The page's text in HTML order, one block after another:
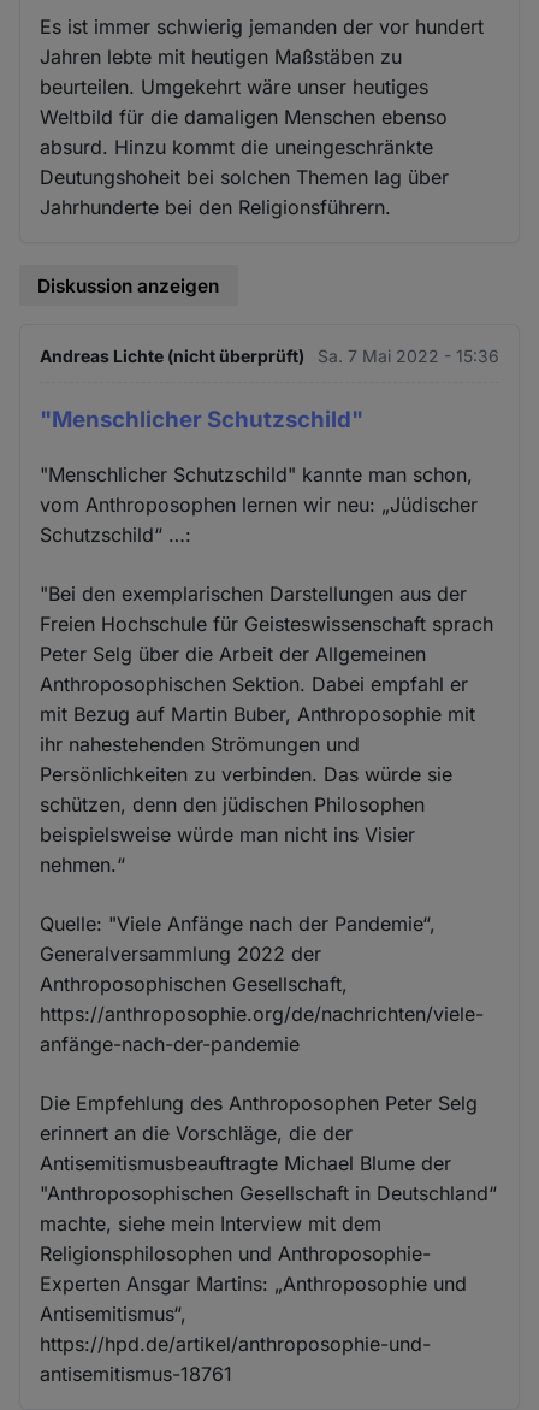
Es ist immer schwierig jemanden der vor hundert
Jahren lebte mit heutigen Maßstäben zu
beurteilen. Umgekehrt wäre unser heutiges
Weltbild für die damaligen Menschen ebenso
absurd. Hinzu kommt die uneingeschränkte
Deutungshoheit bei solchen Themen lag über
Jahrhunderte bei den Religionsführern.
Diskussion anzeigen
Andreas Lichte (nicht überprüft) Sa. 7 Mai 2022 - 15:36
"Menschlicher Schutzschild"
"Menschlicher Schutzschild" kannte man schon,
vom Anthroposophen lernen wir neu: „Jüdischer
Schutzschild“ …:
"Bei den exemplarischen Darstellungen aus der
Freien Hochschule für Geisteswissenschaft sprach
Peter Selg über die Arbeit der Allgemeinen
Anthroposophischen Sek­tion. Dabei empfahl er
mit Bezug auf Martin Buber, Anthroposophie mit
ihr nahestehenden Strömungen und
Persönlichkeiten zu verbinden. Das würde sie
schützen, denn den jüdischen Philosophen
beispielsweise würde man nicht ins Visier
nehmen.“
Quelle: "Viele Anfänge nach der Pandemie“,
Generalversammlung 2022 der
Anthroposophischen Gesellschaft,
https://anthroposophie.org/de/nachrichten/viele-
anfänge-nach-der-pandemie
Die Empfehlung des Anthroposophen Peter Selg
erinnert an die Vorschläge, die der
Antisemitismusbeauftragte Michael Blume der
"Anthroposophischen Gesellschaft in Deutschland“
machte, siehe mein Interview mit dem
Religionsphilosophen und Anthroposophie-
Experten Ansgar Martins: „Anthroposophie und
Antisemitismus“,
https://hpd.de/artikel/anthroposophie-und-
antisemitismus-18761